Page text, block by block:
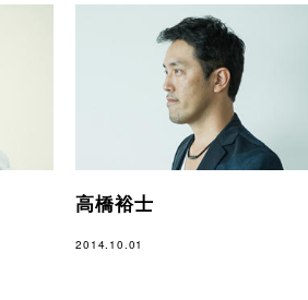
高橋裕士
2014.10.01